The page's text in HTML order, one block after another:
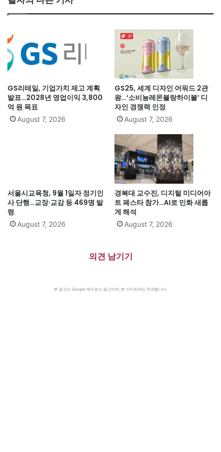
GS리테일, 기업가치 제고 계획
발표…2028년 영업이익 3,800
억 원 목표
August 7, 2026
GS25, 세계 디자인 어워드 2관
왕…‘소비뇽레몬블랑하이볼’ 디
자인 경쟁력 인정
August 7, 2026
서울시교육청, 9월 1일자 정기인
사 단행…교장·교감 등 469명 발
령
August 7, 2026
경복대 교수진, 디지털 미디어아
트 페스타 참가…AI로 민화 새롭
게 해석
August 7, 2026
의견 남기기
본 광고는 Google 애드센스 광고이며, 본 사이트와는 무관합니다.